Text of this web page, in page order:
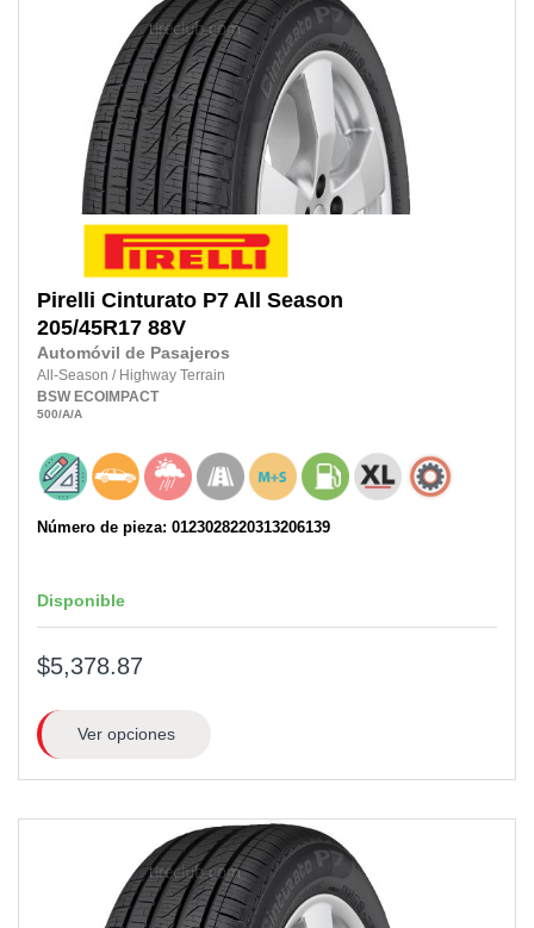
Pirelli Cinturato P7 All Season
205/45R17 88V
Automóvil de Pasajeros
All-Season / Highway Terrain
BSW ECOIMPACT
500/A/A
Número de pieza: 0123028220313206139
Disponible
$5,378.87
Ver opciones